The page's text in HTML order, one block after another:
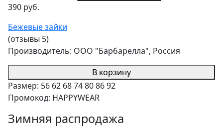
390 руб.
Бежевые зайки
(отзывы 5)
Производитель: ООО "Барбарелла", Россия
В корзину
Размер: 56 62 6874808692
Промокод: HAPPYWEAR
Зимняя распродажа